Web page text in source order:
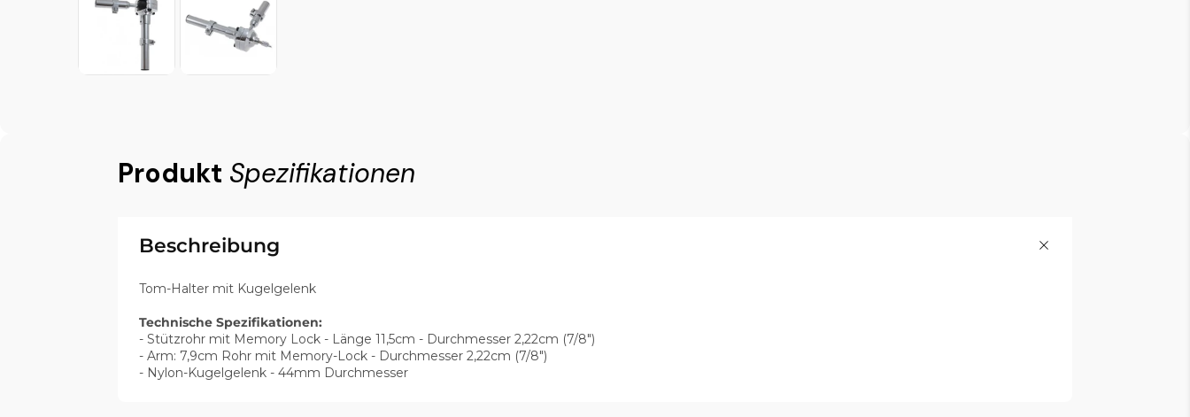
Produkt Spezifikationen
Beschreibung
Tom-Halter mit Kugelgelenk
Technische Spezifikationen:
- Stützrohr mit Memory Lock - Länge 11,5cm - Durchmesser 2,22cm (7/8")
- Arm: 7,9cm Rohr mit Memory-Lock - Durchmesser 2,22cm (7/8")
- Nylon-Kugelgelenk - 44mm Durchmesser